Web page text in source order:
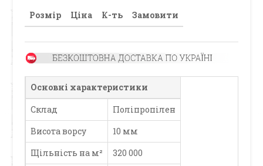
Розмір Ціна К-ть Замовити
Основні характеристики
Склад
Поліпропілен
Висота ворсу
10 мм
Щільність на м²
320 000